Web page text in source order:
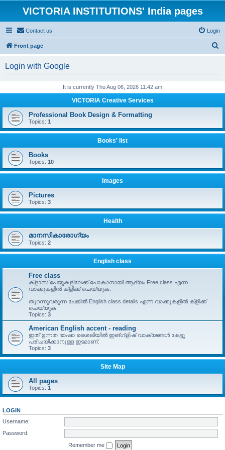
VICTORIA INSTITUTIONS' India pages
Contact us Login
Front page
c
Login with Google
It is currently Thu Aug 06, 2026 11:42 am
VICTORIA Creative Services
Professional Book Design & Formatting
Topics: 1
Books' list
Books
Topics: 10
Images
Pictures
Topics: 3
Health
മാനസികാരോഗ്യം
Topics: 2
English class
Free class
ക്ളാസ് പേജുകളിലേക്ക് പോകാനായി ആദ്യം Free class എന്ന
വാക്കുകളിൽ ക്ളിക്ക് ചെയ്യുക.
തുറന്നുവരുന്ന പേജിൽ English class details എന്ന വാക്കുകളിൽ ക്ളിക്ക്
ചെയ്യുക.
Topics: 3
American English accent - reading
ഇത് ഉന്നത ഭാഷാ ശൈലിയിൽ ഇങ്ഗ്ളിഷ് വാക്യങ്ങൾ കേട്ടു
പരിചയിക്കാനുള്ള ഇടമാണ്.
Topics: 3
Site Map
All pages
Topics: 1
LOGIN
Username:
Password:
Remember me